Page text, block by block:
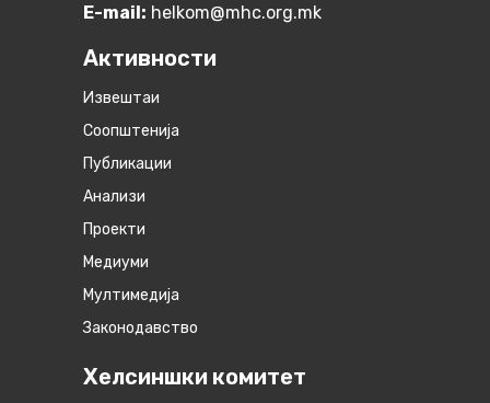
E-mail: helkom@mhc.org.mk
Активности
Извештаи
Соопштенија
Публикации
Анализи
Проекти
Медиуми
Мултимедија
Законодавство
Хелсиншки комитет